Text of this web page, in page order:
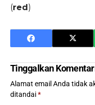
(red)
Tinggalkan
Alamat email Anda tidak
ditandai*